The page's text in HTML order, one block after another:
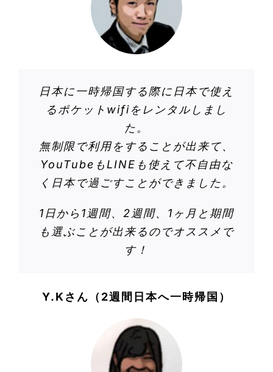
日本に一時帰国する際に日本で使え
るポケットwifiをレンタルしまし
た。
無制限で利用をすることが出来て、
YouTubeもLINEも使えて不自由な
く日本で過ごすことができました。
1日から1週間、2週間、1ヶ月と期間
も選ぶことが出来るのでオススメで
す！
Y.Kさん（2週間日本へ一時帰国）